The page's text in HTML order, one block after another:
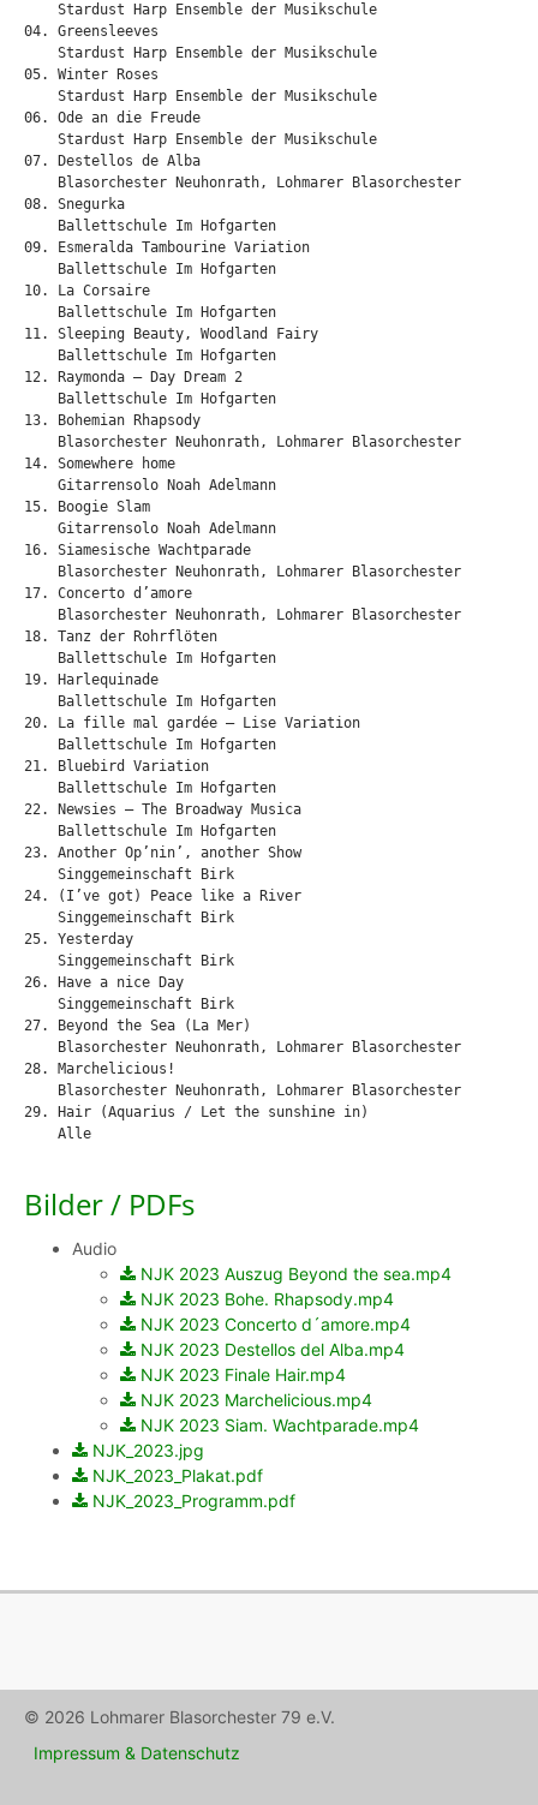
    Stardust Harp Ensemble der Musikschule
04. Greensleeves
    Stardust Harp Ensemble der Musikschule
05. Winter Roses
    Stardust Harp Ensemble der Musikschule
06. Ode an die Freude
    Stardust Harp Ensemble der Musikschule
07. Destellos de Alba
    Blasorchester Neuhonrath, Lohmarer Blasorchester
08. Snegurka
    Ballettschule Im Hofgarten
09. Esmeralda Tambourine Variation
    Ballettschule Im Hofgarten
10. La Corsaire
    Ballettschule Im Hofgarten
11. Sleeping Beauty, Woodland Fairy
    Ballettschule Im Hofgarten
12. Raymonda – Day Dream 2
    Ballettschule Im Hofgarten
13. Bohemian Rhapsody
    Blasorchester Neuhonrath, Lohmarer Blasorchester
14. Somewhere home
    Gitarrensolo Noah Adelmann
15. Boogie Slam
    Gitarrensolo Noah Adelmann
16. Siamesische Wachtparade
    Blasorchester Neuhonrath, Lohmarer Blasorchester
17. Concerto d’amore
    Blasorchester Neuhonrath, Lohmarer Blasorchester
18. Tanz der Rohrflöten
    Ballettschule Im Hofgarten
19. Harlequinade
    Ballettschule Im Hofgarten
20. La fille mal gardée – Lise Variation
    Ballettschule Im Hofgarten
21. Bluebird Variation
    Ballettschule Im Hofgarten
22. Newsies – The Broadway Musica
    Ballettschule Im Hofgarten
23. Another Op’nin’, another Show
    Singgemeinschaft Birk
24. (I’ve got) Peace like a River
    Singgemeinschaft Birk
25. Yesterday
    Singgemeinschaft Birk
26. Have a nice Day
    Singgemeinschaft Birk
27. Beyond the Sea (La Mer)
    Blasorchester Neuhonrath, Lohmarer Blasorchester
28. Marchelicious!
    Blasorchester Neuhonrath, Lohmarer Blasorchester
29. Hair (Aquarius / Let the sunshine in)
    Alle
Bilder / PDFs
Audio
NJK 2023 Auszug Beyond the sea.mp4
NJK 2023 Bohe. Rhapsody.mp4
NJK 2023 Concerto d´amore.mp4
NJK 2023 Destellos del Alba.mp4
NJK 2023 Finale Hair.mp4
NJK 2023 Marchelicious.mp4
NJK 2023 Siam. Wachtparade.mp4
NJK_2023.jpg
NJK_2023_Plakat.pdf
NJK_2023_Programm.pdf
© 2026 Lohmarer Blasorchester 79 e.V.
Impressum & Datenschutz